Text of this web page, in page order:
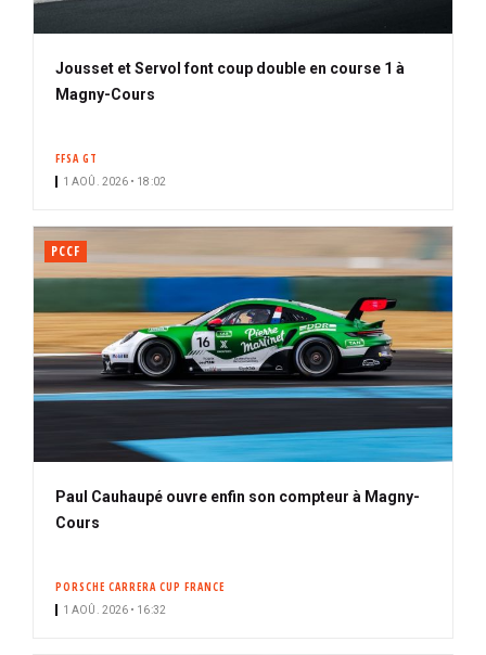
Jousset et Servol font coup double en course 1 à
Magny-Cours
FFSA GT
1 AOÛ. 2026 • 18:02
PCCF
Paul Cauhaupé ouvre enfin son compteur à Magny-
Cours
PORSCHE CARRERA CUP FRANCE
1 AOÛ. 2026 • 16:32